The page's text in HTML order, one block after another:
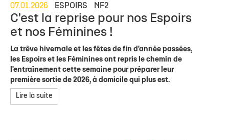
07.01.2026 ESPOIRS NF2
C'est la reprise pour nos Espoirs
et nos Féminines !
La trêve hivernale et les fêtes de fin d'année passées,
les Espoirs et les Féminines ont repris le chemin de
l'entraînement cette semaine pour préparer leur
première sortie de 2026, à domicile qui plus est.
Lire la suite